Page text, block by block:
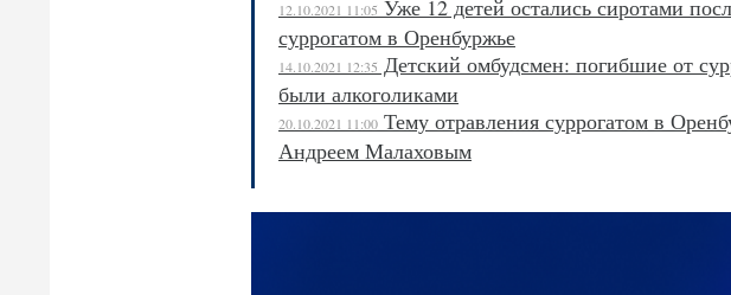
12.10.2021 11:05 Уже 12 детей остались сиротами
суррогатом в Оренбуржье
14.10.2021 12:35 Детский омбудсмен: погибшие от
были алкоголиками
20.10.2021 11:00 Тему отравления суррогатом в
Андреем Малаховым